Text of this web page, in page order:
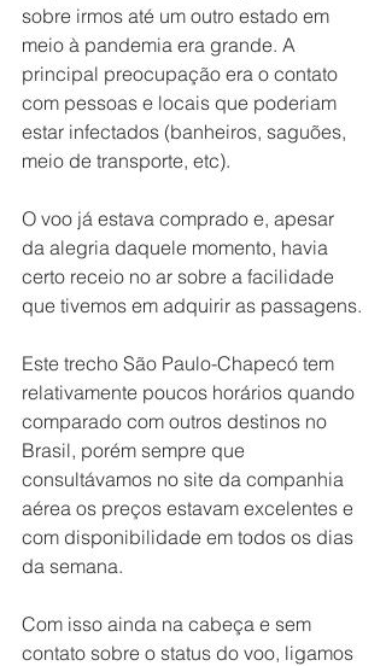
sobre irmos até um outro estado em
meio à pandemia era grande. A
principal preocupação era o contato
com pessoas e locais que poderiam
estar infectados (banheiros, saguões,
meio de transporte, etc).
O voo já estava comprado e, apesar
da alegria daquele momento, havia
certo receio no ar sobre a facilidade
que tivemos em adquirir as passagens.
Este trecho São Paulo-Chapecó tem
relativamente poucos horários quando
comparado com outros destinos no
Brasil, porém sempre que
consultávamos no site da companhia
aérea os preços estavam excelentes e
com disponibilidade em todos os dias
da semana.
Com isso ainda na cabeça e sem
contato sobre o status do voo, ligamos